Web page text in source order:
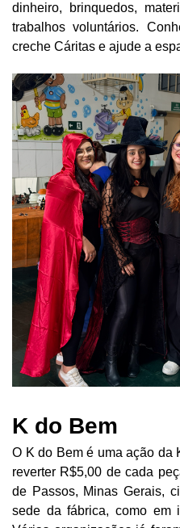
dinheiro, brinquedos,
trabalhos voluntários.
creche Cáritas e ajude a
K do Bem
O K do Bem é uma ação da
reverter R$5,00 de cada
de Passos, Minas Gerais,
sede da fábrica, como em